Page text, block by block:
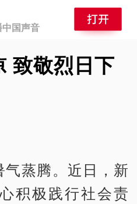
国声音
致敬烈日下
气蒸腾。近日，新
积极践行社会责